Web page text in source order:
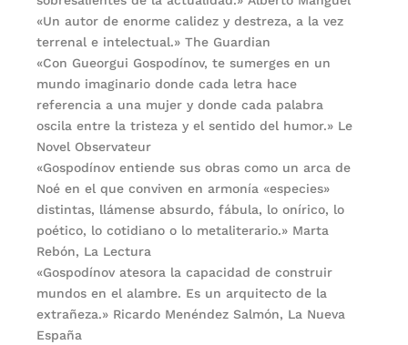
«Un autor de enorme calidez y destreza, a la vez
terrenal e intelectual.» The Guardian
«Con Gueorgui Gospodínov, te sumerges en un
mundo imaginario donde cada letra hace
referencia a una mujer y donde cada palabra
oscila entre la tristeza y el sentido del humor.» Le
Novel Observateur
«Gospodínov entiende sus obras como un arca de
Noé en el que conviven en armonía «especies»
distintas, llámense absurdo, fábula, lo onírico, lo
poético, lo cotidiano o lo metaliterario.» Marta
Rebón, La Lectura
«Gospodínov atesora la capacidad de construir
mundos en el alambre. Es un arquitecto de la
extrañeza.» Ricardo Menéndez Salmón, La Nueva
España